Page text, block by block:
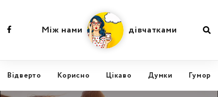
Відвертo Корисно Цікаво Думки Гумор
Між нами дівчатками